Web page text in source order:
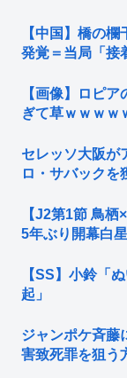
【中国】橋の
発覚＝当局「接
【画像】ロピ
ぎて草ｗｗｗｗ
セレッソ大阪が
ロ・サバック
【J2第1節 鳥
5年ぶり開幕白
【SS】小鈴「
起」
ジャンポケ斉藤
害致死罪を狙う